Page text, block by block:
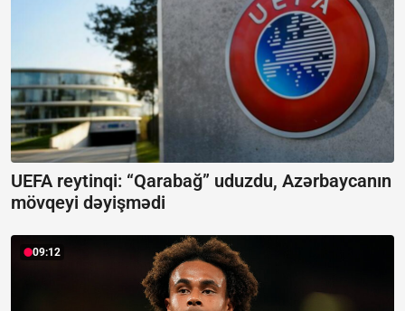
UEFA reytinqi: “Qarabağ” uduzdu, Azərbaycanın
mövqeyi dəyişmədi
09:12